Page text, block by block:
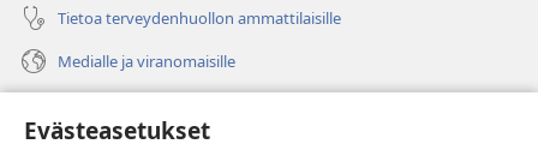
Evästeasetukset
Tietoa terveydenhuollon ammattilaisille
Medialle ja viranomaisille